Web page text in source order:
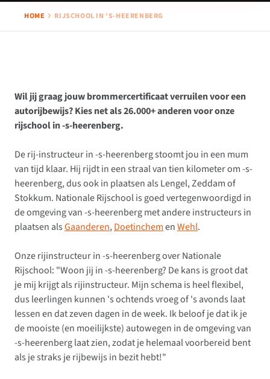
HOME RIJSCHOOL IN 'S-HEERENBERG
Wil jij graag jouw brommercertificaat verruilen voor een
autorijbewijs? Kies net als 26.000+ anderen voor onze
rijschool in -s-heerenberg.
De rij-instructeur in -s-heerenberg stoomt jou in een mum
van tijd klaar. Hij rijdt in een straal van tien kilometer om -s-
heerenberg, dus ook in plaatsen als Lengel, Zeddam of
Stokkum. Nationale Rijschool is goed vertegenwoordigd in
de omgeving van -s-heerenberg met andere instructeurs in
plaatsen alsGaanderen,DoetinchemenWehl.
Onze rijinstructeur in -s-heerenberg over Nationale
Rijschool: "Woon jij in -s-heerenberg? De kans is groot dat
je mij krijgt als rijinstructeur. Mijn schema is heel flexibel,
dus leerlingen kunnen 's ochtends vroeg of 's avonds laat
lessen en dat zeven dagen in de week. Ik beloof je dat ik je
de mooiste (en moeilijkste) autowegen in de omgeving van
-s-heerenberg laat zien, zodat je helemaal voorbereid bent
als je straks je rijbewijs in bezit hebt!"